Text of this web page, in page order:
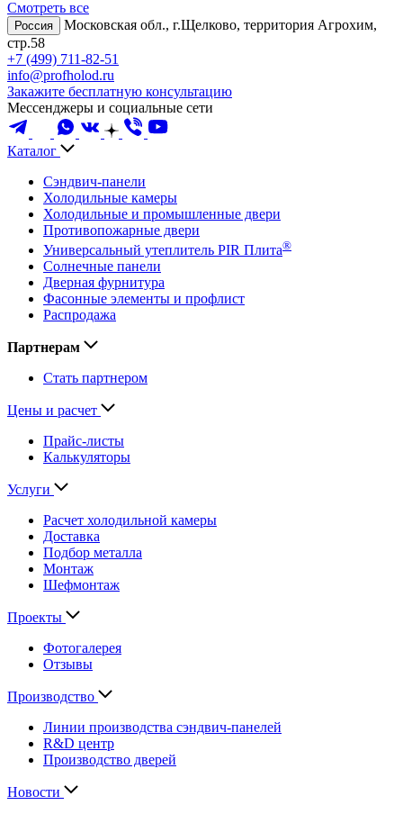
Смотреть все
Россия
Московская обл., г.Щелково, территория Агрохим,
стр.58
+7 (499) 711-82-51
info@profholod.ru
Закажите бесплатную консультацию
Мессенджеры и социальные сети
Каталог
Сэндвич-панели
Холодильные камеры
Холодильные и промышленные двери
Противопожарные двери
Универсальный утеплитель PIR Плита®
Солнечные панели
Дверная фурнитура
Фасонные элементы и профлист
Распродажа
Партнерам
Стать партнером
Цены и расчет
Прайс-листы
Калькуляторы
Услуги
Расчет холодильной камеры
Доставка
Подбор металла
Монтаж
Шефмонтаж
Проекты
Фотогалерея
Отзывы
Производство
Линии производства сэндвич-панелей
R&D центр
Производство дверей
Новости